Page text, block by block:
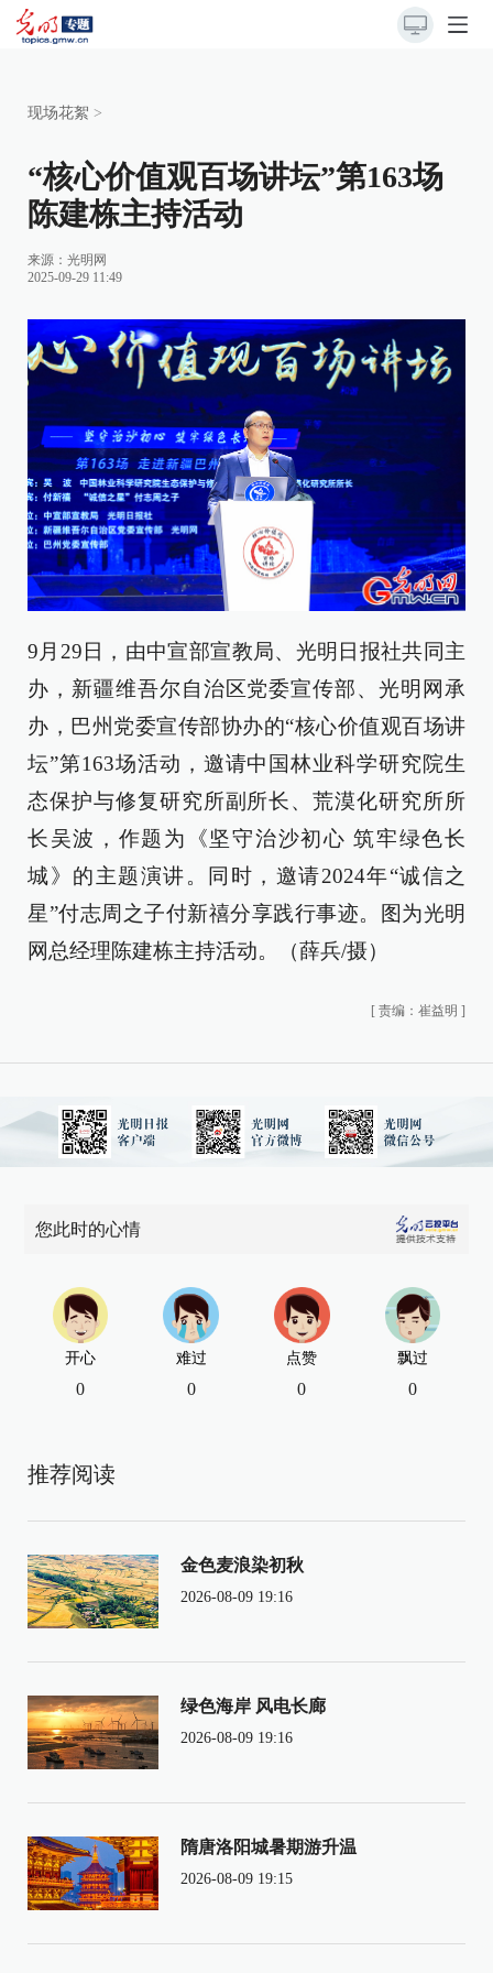
现场花絮 >
“核心价值观百场讲坛”第163场
陈建栋主持活动
来源： 光明网
2025-09-29 11:49
9月29日，由中宣部宣教局、光明日报社共同主
办，新疆维吾尔自治区党委宣传部、光明网承
办，巴州党委宣传部协办的“核心价值观百场讲
坛”第163场活动，邀请中国林业科学研究院生
态保护与修复研究所副所长、荒漠化研究所所
长吴波，作题为《坚守治沙初心 筑牢绿色长
城》的主题演讲。同时，邀请2024年“诚信之
星”付志周之子付新禧分享践行事迹。图为光明
网总经理陈建栋主持活动。（薛兵/摄）
[ 责编：崔益明 ]
您此时的心情
开心
0
难过
0
点赞
0
飘过
0
推荐阅读
金色麦浪染初秋
2026-08-09 19:16
绿色海岸 风电长廊
2026-08-09 19:16
隋唐洛阳城暑期游升温
2026-08-09 19:15